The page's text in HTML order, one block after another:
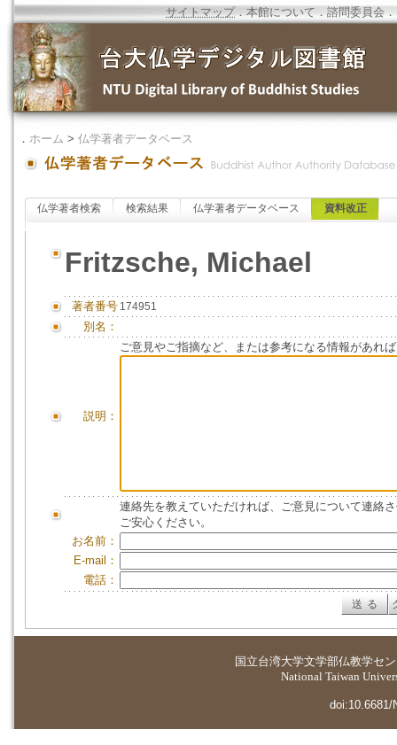
サイトマップ．本館について ．諮問委員会 ．
． ホーム > 仏学著者データベース
仏学著者検索 検索結果 仏学著者データベース 資料改正
Fritzsche, Michael
著者番号 174951
別名：
説明：
ご意見やご指摘など、または参考になる情報があれ
連絡先を教えていただければ、ご意見について連絡
ご安心ください。
お名前：
E-mail：
電話：
国立台湾大学文学部仏教学セ
National Taiwan
doi:10.6681/